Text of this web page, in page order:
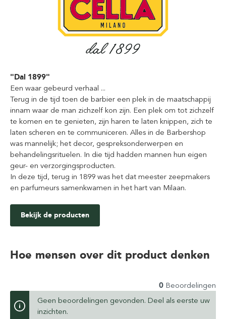
"Dal 1899"
Een waar gebeurd verhaal ...
Terug in de tijd toen de barbier een plek in de maatschappij
innam waar de man zichzelf kon zijn. Een plek om tot zichzelf
te komen en te genieten, zijn haren te laten knippen, zich te
laten scheren en te communiceren. Alles in de Barbershop
was mannelijk; het decor, gespreksonderwerpen en
behandelingsrituelen. In die tijd hadden mannen hun eigen
geur- en verzorgingsproducten.
In deze tijd, terug in 1899 was het dat meester zeepmakers
en parfumeurs samenkwamen in het hart van Milaan.
Bekijk de producten
Hoe mensen over dit product denken
0 Beoordelingen
Geen beoordelingen gevonden. Deel als eerste uw
inzichten.